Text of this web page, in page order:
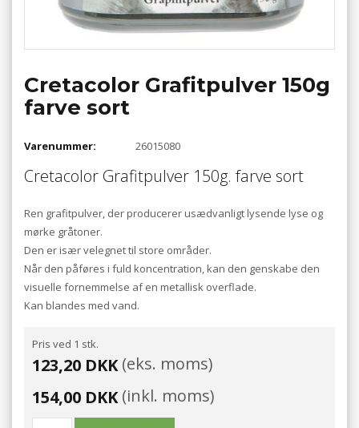
Cretacolor Grafitpulver 150g
farve sort
Varenummer: 26015080
Cretacolor Grafitpulver 150g. farve sort
Ren grafitpulver, der producerer usædvanligt lysende lyse og
mørke gråtoner.
Den er især velegnet til store områder.
Når den påføres i fuld koncentration, kan den genskabe den
visuelle fornemmelse af en metallisk overflade.
Kan blandes med vand.
Pris ved 1 stk.
123,20 DKK(eks. moms)
154,00 DKK(inkl. moms)